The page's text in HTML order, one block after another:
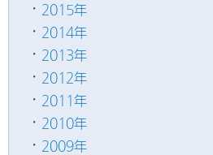
2015年
2014年
2013年
2012年
2011年
2010年
2009年